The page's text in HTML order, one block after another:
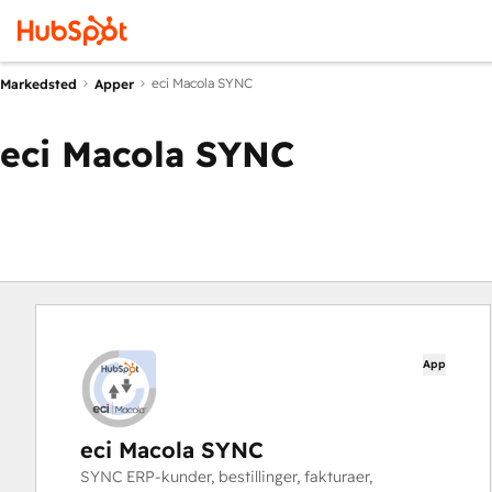
Markedsted Apper eci Macola SYNC
eci Macola SYNC
App
eci Macola SYNC
SYNC ERP-kunder, bestillinger, fakturaer,